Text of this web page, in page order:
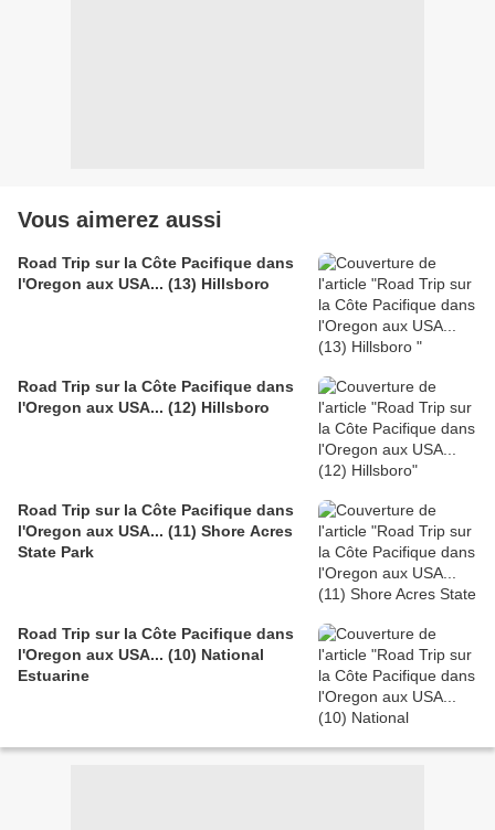
Vous aimerez aussi
Road Trip sur la Côte Pacifique dans
l'Oregon aux USA... (13) Hillsboro
Road Trip sur la Côte Pacifique dans
l'Oregon aux USA... (12) Hillsboro
Road Trip sur la Côte Pacifique dans
l'Oregon aux USA... (11) Shore Acres
State Park
Road Trip sur la Côte Pacifique dans
l'Oregon aux USA... (10) National
Estuarine